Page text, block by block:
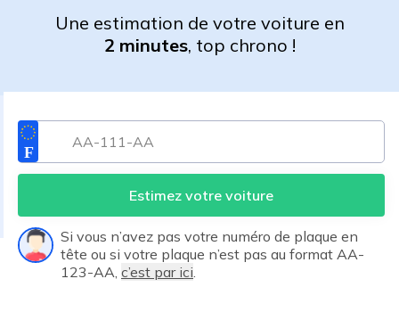
Une estimation de votre voiture en
2 minutes, top chrono !
Estimez votre voiture
Si vous n’avez pas votre numéro de plaque en
tête ou si votre plaque n’est pas au format AA-
123-AA, c’est par ici